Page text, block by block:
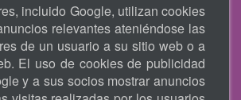
incluido Google, utilizan cookies
relevantes ateniéndose las
de un usuario a su sitio web o a
El uso de cookies de publicidad
y a sus socios mostrar anuncios